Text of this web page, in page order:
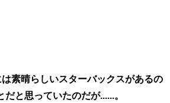
素晴らしいスターバックスがあるの
と思っていたのだが......。